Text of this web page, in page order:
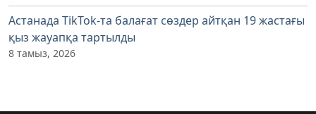
Астанада TikTok-та балағат сөздер айтқан 19 жастағы
қыз жауапқа тартылды
8 тамыз, 2026